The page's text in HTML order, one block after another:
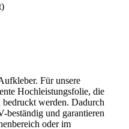
Für unsere
Hochleistungsfolie, die
werden. Dadurch
beständig und garantieren
oder im